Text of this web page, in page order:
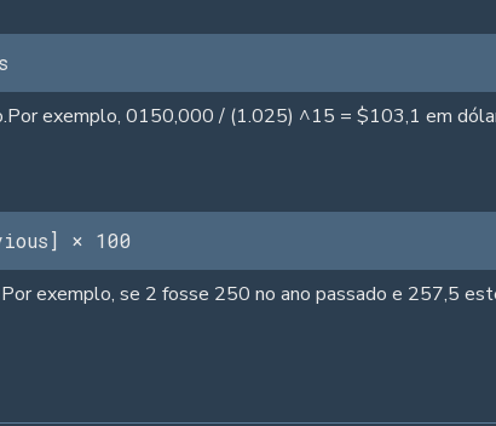
exemplo, 0150,000 / (1.025) ^15 = $103,1 em
× 100
exemplo, se 2 fosse 250 no ano passado e 257,5